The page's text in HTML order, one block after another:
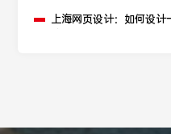
上海网页设计：如何设计